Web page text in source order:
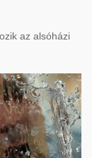
az alsóházi